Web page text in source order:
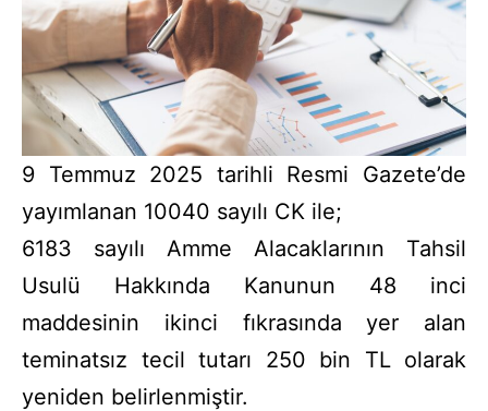
9 Temmuz 2025 tarihli Resmi Gazete’de
yayımlanan 10040 sayılı CK ile;
6183 sayılı Amme Alacaklarının Tahsil
Usulü Hakkında Kanunun 48 inci
maddesinin ikinci fıkrasında yer alan
teminatsız tecil tutarı 250 bin TL olarak
yeniden belirlenmiştir.